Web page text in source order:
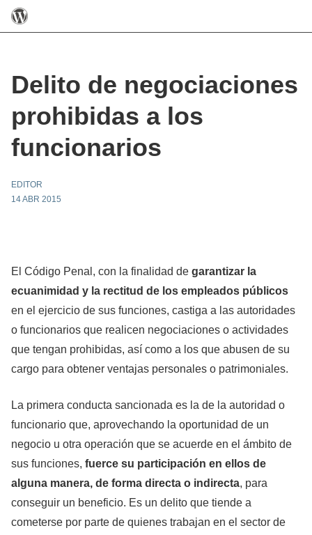
Delito de negociaciones
prohibidas a los
funcionarios
EDITOR
14 ABR 2015
El Código Penal , con la finalidad de garantizar la
ecuanimidad y la rectitud de los empleados públicos
en el ejercicio de sus funciones, castiga a las autoridades
o funcionarios que realicen negociaciones o actividades
que tengan prohibidas, así como a los que abusen de su
cargo para obtener ventajas personales o patrimoniales.
La primera conducta sancionada es la de la autoridad o
funcionario que, aprovechando la oportunidad de un
negocio u otra operación que se acuerde en el ámbito de
sus funciones, fuerce su participación en ellos de
alguna manera, de forma directa o indirecta, para
conseguir un beneficio. Es un delito que tiende a
cometerse por parte de quienes trabajan en el sector de